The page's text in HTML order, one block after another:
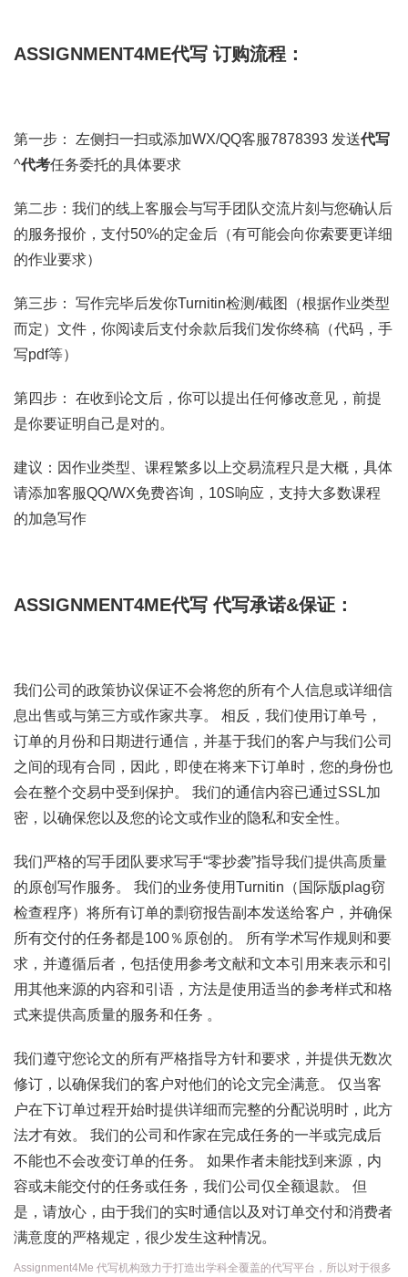
ASSIGNMENT4ME代写 订购流程：
第一步： 左侧扫一扫或添加WX/QQ客服7878393 发送代写
^代考任务委托的具体要求
第二步：我们的线上客服会与写手团队交流片刻与您确认后
的服务报价，支付50%的定金后（有可能会向你索要更详细
的作业要求）
第三步： 写作完毕后发你Turnitin检测/截图（根据作业类型
而定）文件，你阅读后支付余款后我们发你终稿（代码，手
写pdf等）
第四步： 在收到论文后，你可以提出任何修改意见，前提
是你要证明自己是对的。
建议：因作业类型、课程繁多以上交易流程只是大概，具体
请添加客服QQ/WX免费咨询，10S响应，支持大多数课程
的加急写作
ASSIGNMENT4ME代写代写承诺&保证：
我们公司的政策协议保证不会将您的所有个人信息或详细信
息出售或与第三方或作家共享。 相反，我们使用订单号，
订单的月份和日期进行通信，并基于我们的客户与我们公司
之间的现有合同，因此，即使在将来下订单时，您的身份也
会在整个交易中受到保护。 我们的通信内容已通过SSL加
密，以确保您以及您的论文或作业的隐私和安全性。
我们严格的写手团队要求写手“零抄袭”指导我们提供高质量
的原创写作服务。 我们的业务使用Turnitin（国际版plag窃
检查程序）将所有订单的剽窃报告副本发送给客户，并确保
所有交付的任务都是100％原创的。 所有学术写作规则和要
求，并遵循后者，包括使用参考文献和文本引用来表示和引
用其他来源的内容和引语，方法是使用适当的参考样式和格
式来提供高质量的服务和任务 。
我们遵守您论文的所有严格指导方针和要求，并提供无数次
修订，以确保我们的客户对他们的论文完全满意。 仅当客
户在下订单过程开始时提供详细而完整的分配说明时，此方
法才有效。 我们的公司和作家在完成任务的一半或完成后
不能也不会改变订单的任务。 如果作者未能找到来源，内
容或未能交付的任务或任务，我们公司仅全额退款。 但
是，请放心，由于我们的实时通信以及对订单交付和消费者
满意度的严格规定，很少发生这种情况。
Assignment4Me 代写机构致力于打造出学科全覆盖的代写平台，所以对于很多